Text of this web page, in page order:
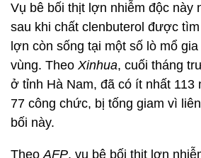
Vụ bê bối thịt lợn nhiễm độc này
sau khi chất clenbuterol được
lợn còn sống tại một số lò mổ
vùng. Theo Xinhua, cuối tháng
ở tỉnh Hà Nam, đã có ít nhất 113
77 công chức, bị tống giam vì
bối này.
TheoAFP, vụ bê bối thịt lợn